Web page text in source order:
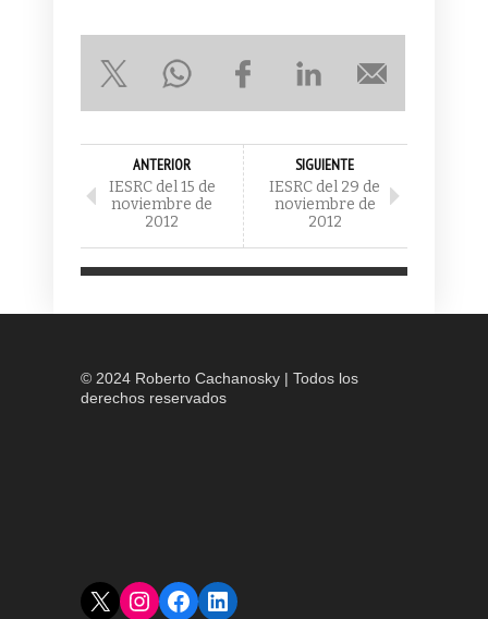
ANTERIOR
IESRC del 15 de
noviembre de
2012
SIGUIENTE
IESRC del 29 de
noviembre de
2012
© 2024 Roberto Cachanosky | Todos los
derechos reservados
X Instagram
Facebook
LinkedIn